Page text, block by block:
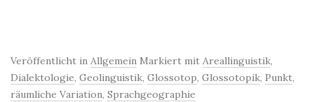
Veröffentlicht in Allgemein Markiert mit Areallinguistik,
Dialektologie, Geolinguistik, Glossotop, Glossotopik, Punkt,
räumliche Variation, Sprachgeographie